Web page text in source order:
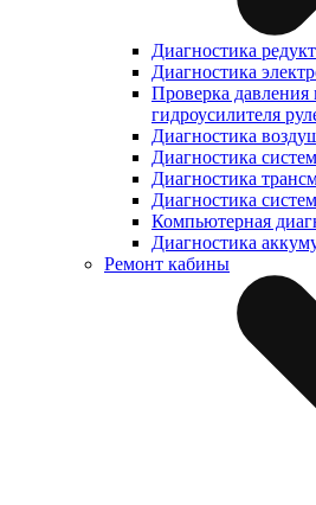
Диагностика
Диагностика
Проверка давления
гидроусилителя
Диагностика
Диагностика
Диагностика
Диагностика
Компьютерная
Диагностика
Ремонт кабины